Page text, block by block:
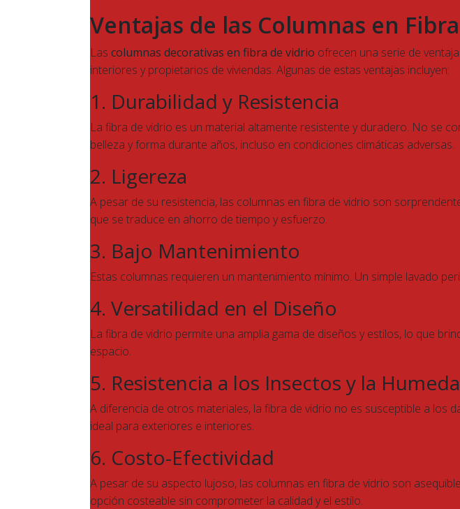
Ventajas de las Columnas en
Las columnas decorativas en fibra de vidrio ofrecen una serie de
interiores y propietarios de viviendas. Algunas de estas ventajas incluyen:
1. Durabilidad y Resistencia
La fibra de vidrio es un material altamente resistente y duradero. No se
belleza y forma durante años, incluso en condiciones climáticas adversas.
2. Ligereza
A pesar de su resistencia, las columnas en fibra de vidrio son
que se traduce en ahorro de tiempo y esfuerzo.
3. Bajo Mantenimiento
Estas columnas requieren un mantenimiento mínimo. Un simple lavado
4. Versatilidad en el Diseño
La fibra de vidrio permite una amplia gama de diseños y estilos, lo que
espacio.
5. Resistencia a los Insectos y la
A diferencia de otros materiales, la fibra de vidrio no es susceptible a los
ideal para exteriores e interiores.
6. Costo-Efectividad
A pesar de su aspecto lujoso, las columnas en fibra de vidrio son
opción costeable sin comprometer la calidad y el estilo.